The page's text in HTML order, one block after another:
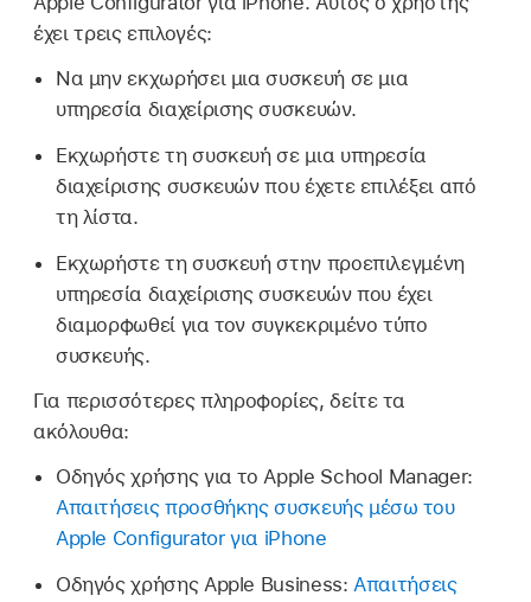
έχει τρεις επιλογές:
Να μην εκχωρήσει μια συσκευή σε μια
υπηρεσία διαχείρισης συσκευών.
Εκχωρήστε τη συσκευή σε μια υπηρεσία
διαχείρισης συσκευών που έχετε επιλέξει από
τη λίστα.
Εκχωρήστε τη συσκευή στην προεπιλεγμένη
υπηρεσία διαχείρισης συσκευών που έχει
διαμορφωθεί για τον συγκεκριμένο τύπο
συσκευής.
Για περισσότερες πληροφορίες, δείτε τα
ακόλουθα:
Οδηγός χρήσης για το Apple School Manager:
Απαιτήσεις προσθήκης συσκευής μέσω του
Apple Configurator για iPhone
Οδηγός χρήσης Apple Business:Απαιτήσεις